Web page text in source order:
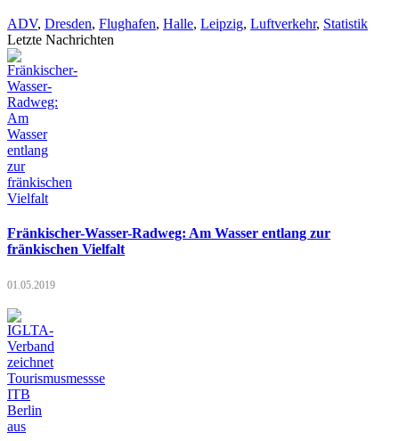
ADV, Dresden, Flughafen, Halle, Leipzig, Luftverkehr, Statistik
Letzte Nachrichten
Fränkischer-Wasser-Radweg: Am Wasser entlang zur
fränkischen Vielfalt
01.05.2019